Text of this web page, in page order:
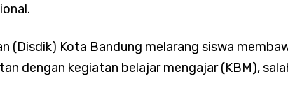
(Disdik) Kota Bandung melarang siswa
dengan kegiatan belajar mengajar (KBM),